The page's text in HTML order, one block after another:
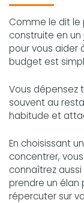
Comme le dit le
construite en un
pour vous aider
budget est
Vous dépensez
souvent au
habitude et
En choisissant
concentrer,
connaîtrez
prendre un élan
répercuter sur